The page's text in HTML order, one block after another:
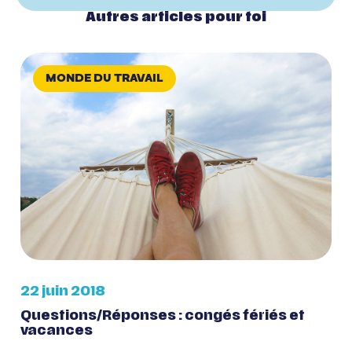
Autres articles pour toi
MONDE DU TRAVAIL
22 juin 2018
Questions/Réponses : congés fériés et
vacances